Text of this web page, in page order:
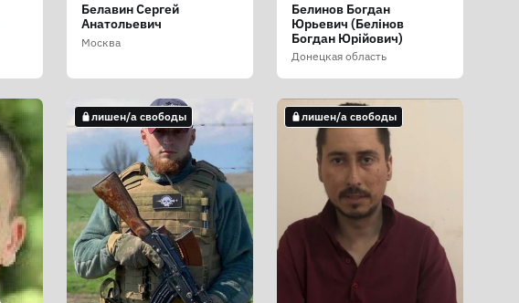
Белавин Сергей
Анатольевич
Москва
Белинов Богдан
Юрьевич (Белінов
Богдан Юрійович)
Донецкая область
лишен/а свободы лишен/а свободы